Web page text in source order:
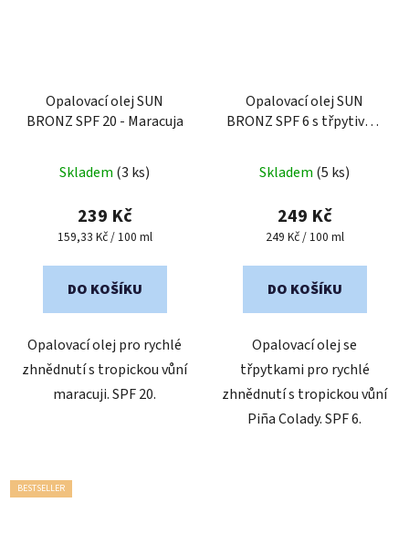
Opalovací olej SUN
BRONZ SPF 20 - Maracuja
Skladem (3 ks)
239 Kč
Měrná
159,33 Kč / 100 ml
DO KOŠÍKU
Opalovací olej pro rychlé
zhnědnutí s tropickou vůní
maracuji. SPF 20.
Opalovací olej SUN
BRONZ SPF 6 s třpytivým
Skladem (5 ks)
249 Kč
Měrná
249 Kč / 100 ml
DO KOŠÍKU
Opalovací olej se
třpytkami pro rychlé
zhnědnutí s tropickou vůní
Piña Colady. SPF 6.
BESTSELLER